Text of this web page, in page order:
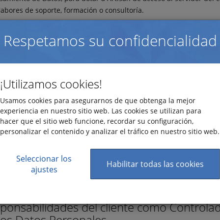
de soporte, formación o consultoría.
de tratamiento y
de datos personales
se trata de la gestión de datos personales, hay dos papeles a
– Es el responsable de informar sobre los fines y medios a
a los datos personales. Otra de sus funciones es asegurarse
de datos personales cumple con sus responsibilidades en
de datos.
de datos personales – Verifica en nombre del controlador, la
de las medidas de protección técnica y organizativa
SaaS asume el papel de controlador y Artisan Global Media,
el programa, representa al procesador de datos
del cliente como
Respetamos su confidencialidad
¡Utilizamos cookies!
Usamos cookies para asegurarnos de que obtenga la mejor
experiencia en nuestro sitio web. Las cookies se utilizan para
hacer que el sitio web funcione, recordar su configuración,
personalizar el contenido y analizar el tráfico en nuestro sitio web.
Seleccionar los
ajustes
Habilitar todas las cookies